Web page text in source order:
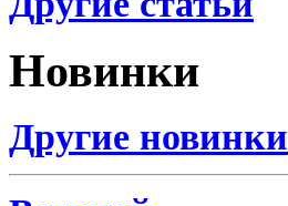
Новинки
Другие новинки